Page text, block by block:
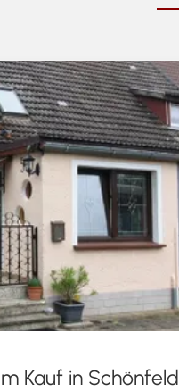
Kauf in Schönfeld